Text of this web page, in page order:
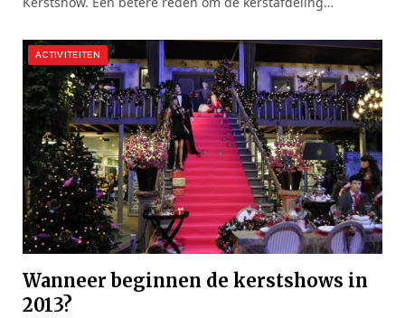
ACTIVITEITEN
Wanneer beginnen de kerstshows in
2013?